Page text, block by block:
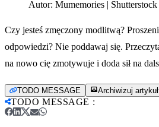
Autor: Mumemories | Shutterstock
Czy jesteś zmęczony modlitwą?
odpowiedzi? Nie poddawaj się.
na nowo cię zmotywuje i doda sił na
TODO MESSAGE Archiwizuj artykuł
TODO MESSAGE :